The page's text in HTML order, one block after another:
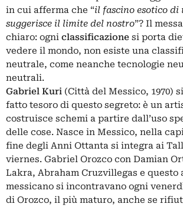
in cui afferma che “il fascino esotico di
suggerisce il limite del nostro”? Il
chiaro: ogni classificazione si porta
vedere il mondo, non esiste una
neutrale, come neanche tecnologie
neutrali.
Gabriel Kuri (Città del Messico, 1970)
fatto tesoro di questo segreto: è un
costruisce schemi a partire dall’uso
delle cose. Nasce in Messico, nella
fine degli Anni Ottanta si integra ai
viernes. Gabriel Orozco con Damian
Lakra, Abraham Cruzvillegas e questo
messicano si incontravano ogni
di Orozco, il più maturo, anche se